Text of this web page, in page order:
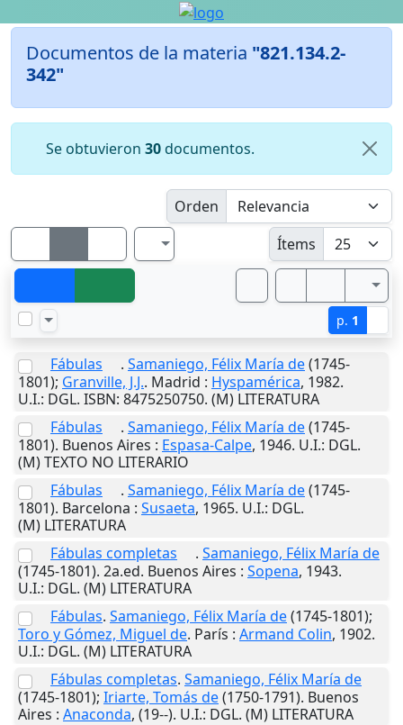
Documentos de la materia "821.134.2-
342"
Se obtuvieron 30documentos.
Orden
Ítems
p. 1
Fábulas . Samaniego, Félix María de(1745-
1801); Granville, J.J.. Madrid : Hyspamérica, 1982.
U.I.: DGL. ISBN: 8475250750. (M) LITERATURA
Fábulas
. Samaniego, Félix María de(1745-
1801). Buenos Aires : Espasa-Calpe, 1946. U.I.: DGL.
(M) TEXTO NO LITERARIO
Fábulas
. Samaniego, Félix María de(1745-
1801). Barcelona : Susaeta, 1965. U.I.: DGL.
(M) LITERATURA
Fábulas completas
. Samaniego, Félix María de
(1745-1801). 2a.ed. Buenos Aires : Sopena, 1943.
U.I.: DGL. (M) LITERATURA
Fábulas. Samaniego, Félix María de(1745-1801);
Toro y Gómez, Miguel de. París : Armand Colin, 1902.
U.I.: DGL. (M) LITERATURA
Fábulas completas. Samaniego, Félix María de
(1745-1801); Iriarte, Tomás de(1750-1791). Buenos
Aires : Anaconda, (19--). U.I.: DGL. (M) LITERATURA